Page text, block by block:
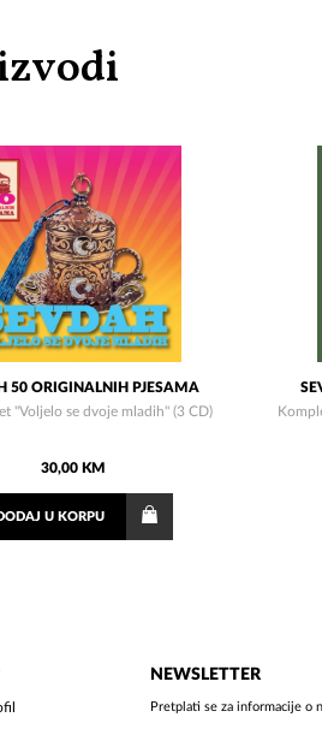
50 ORIGINALNIH PJESAMA
"Voljelo se dvoje mladih" (3 CD)
30,00 KM
U KORPU
NEWSLETTER
Pretplati se za informacije o